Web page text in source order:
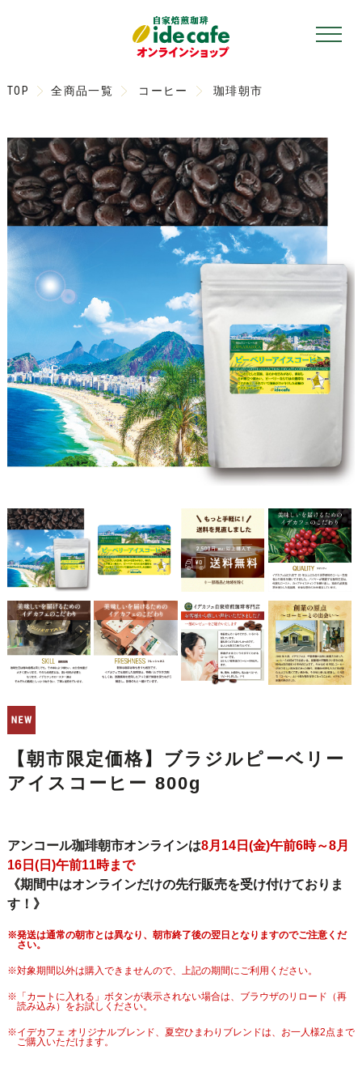
TOP 全商品一覧 コーヒー 珈琲朝市
【朝市限定価格】ブラジルピーベリー
アイスコーヒー 800g
アンコール珈琲朝市オンラインは8月14日(金)午前6時～8月
16日(日)午前11時まで
《期間中はオンラインだけの先行販売を受け付けておりま
す！》
※発送は通常の朝市とは異なり、朝市終了後の翌日となりますのでご注意くだ
さい。
※対象期間以外は購入できませんので、上記の期間にご利用ください。
※「カートに入れる」ボタンが表示されない場合は、ブラウザのリロード（再
読み込み）をお試しください。
※イデカフェ オリジナルブレンド、夏空ひまわりブレンドは、お一人様2点まで
ご購入いただけます。